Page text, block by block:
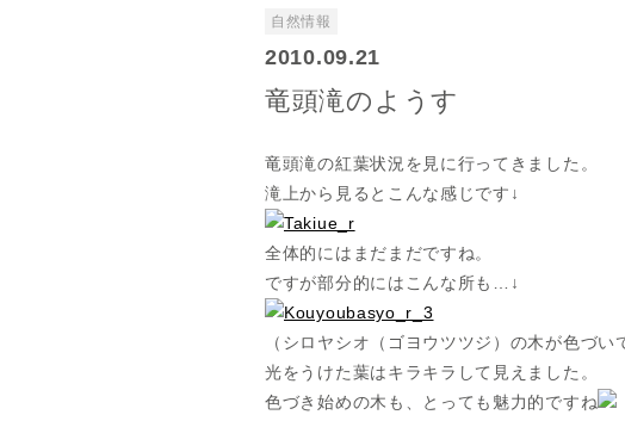
自然情報
2010.09.21
竜頭滝のようす
竜頭滝の紅葉状況を見に行ってきました。
滝上から見るとこんな感じです↓
全体的にはまだまだですね。
ですが部分的にはこんな所も…↓
（シロヤシオ（ゴヨウツツジ）の木が色づい
光をうけた葉はキラキラして見えました。
色づき始めの木も、とっても魅力的ですね